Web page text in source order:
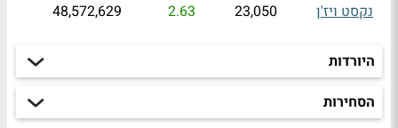
נקסט ויז'ן
23,050
2.63
48,572,629
היורדות
הסחירות